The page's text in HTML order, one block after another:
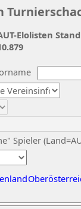
Spieler
Elolisten